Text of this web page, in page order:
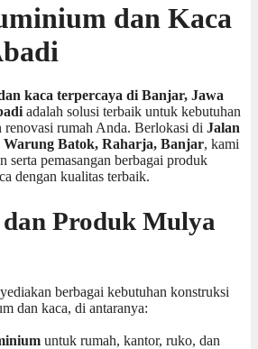
dan Kaca
kaca terpercaya di Banjar, Jawa
adalah solusi terbaik untuk kebutuhan
renovasi rumah Anda. Berlokasi di Jalan
Warung Batok, Raharja, Banjar, kami
serta pemasangan berbagai produk
dengan kualitas terbaik.
Produk Mulya
berbagai kebutuhan konstruksi
dan kaca, di antaranya:
untuk rumah, kantor, ruko, dan